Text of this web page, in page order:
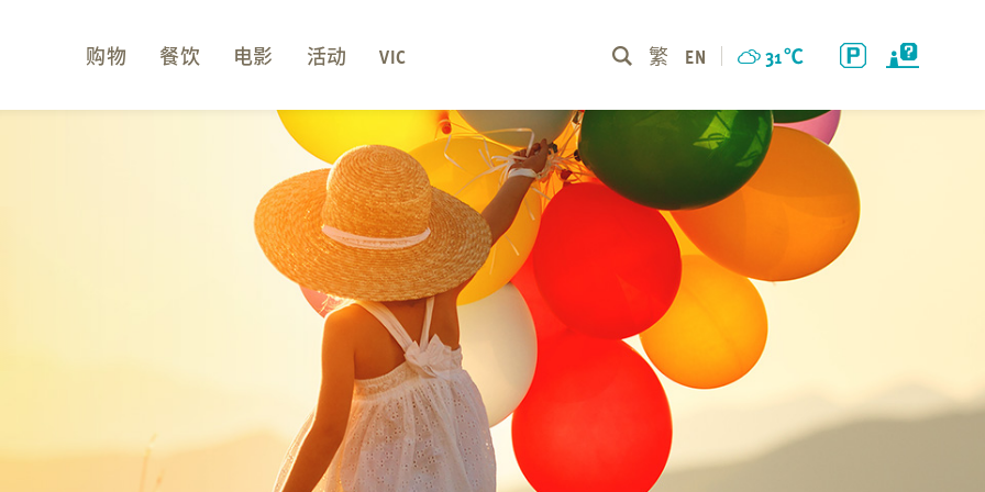
31℃
繁 EN
购物 餐饮 电影 活动 VIC